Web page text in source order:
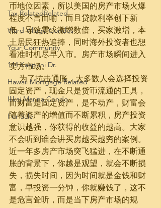
Tax RelatedRelated
Ward Village Condos
Your Community
144 Kaapuni Dr.
Hawaii Mortgage Related
Ilikai Marina Condo
For Sale
币地位因素，所以美国的房产市场火爆
程度不言而喻，而且贷款利率创下新
低，导致需求激增数倍，买家激增，本
土居民狂热追捧，同时海外投资者也想
看准时机尽早入市。房产市场瞬间进入
卖方市场。
     为了抗击通胀，大多数人会选择投资
固定资产，现金只是货币流通的工具，
而财富是固定资产，是不动产，财富会
随着资产的增值而不断累积，房产投资
意识越强，你获得的收益的越高。大家
不会听到谁会讲买房越买越穷的案例。
近一年多房产市场突飞猛进，在不断通
胀的背景下，你越是观望，就会不断损
失，损失时间，因为时间就是金钱和财
富，早投资一分钟，你就赚钱了，这不
是危言耸听，而是当下房产市场的规